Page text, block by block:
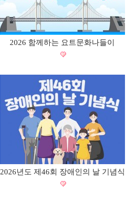
2026 함께하는 요트문화나들이
2026년도 제46회 장애인의 날 기념식